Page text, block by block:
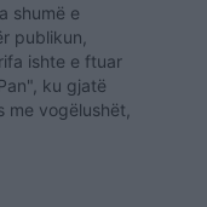
shumë e
publikun,
ishte e ftuar
ku gjatë
me vogëlushët,